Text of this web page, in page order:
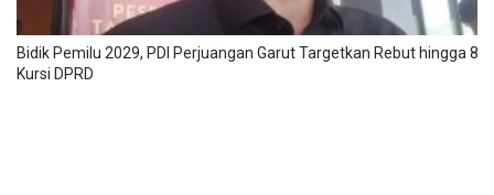
Bidik Pemilu 2029, PDI Perjuangan Garut Targetkan Rebut hingga 8
Kursi DPRD